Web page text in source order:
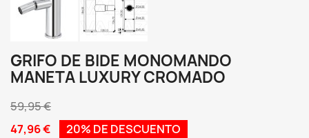
GRIFO DE BIDE MONOMANDO
MANETA LUXURY CROMADO
59,95 €
47,96 €
20% DE DESCUENTO